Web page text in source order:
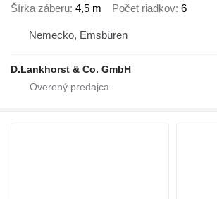
Šírka záberu 4,5 m Počet riadkov 6
Nemecko, Emsbüren
D.Lankhorst & Co. GmbH